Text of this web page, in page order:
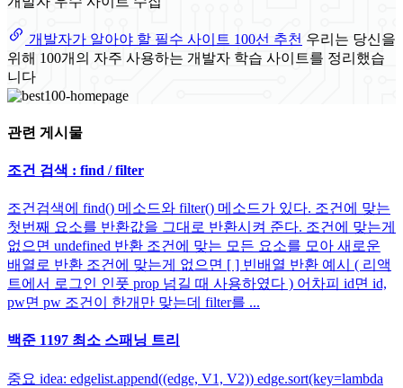
개발자가 알아야 할 필수 사이트 100선 추천 우리는 당신을
위해 100개의 자주 사용하는 개발자 학습 사이트를 정리했습
니다
관련 게시물
조건 검색 : find / filter
조건검색에 find() 메소드와 filter() 메소드가 있다. 조건에 맞는
첫번째 요소를 반환값을 그대로 반환시켜 준다. 조건에 맞는게
없으면 undefined 반환 조건에 맞는 모든 요소를 모아 새로운
배열로 반환 조건에 맞는게 없으면 [ ] 빈배열 반환 예시 ( 리액
트에서 로그인 인풋 prop 넘길 때 사용하였다 ) 어차피 id면 id,
pw면 pw 조건이 한개만 맞는데 filter를 ...
백준 1197 최소 스패닝 트리
중요 idea: edgelist.append((edge, V1, V2)) edge.sort(key=lambda